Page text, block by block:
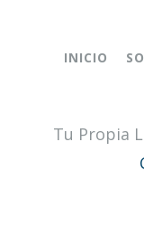
INICIO
Tu Propia